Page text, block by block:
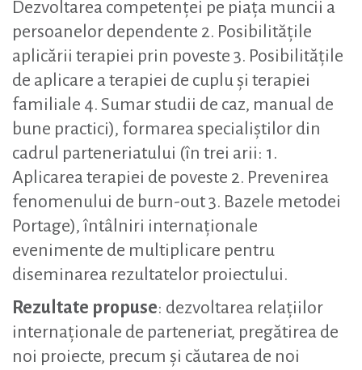
Dezvoltarea competenței pe piața muncii a
persoanelor dependente 2. Posibilitățile
aplicării terapiei prin poveste 3. Posibilitățile
de aplicare a terapiei de cuplu și terapiei
familiale 4. Sumar studii de caz, manual de
bune practici), formarea specialiștilor din
cadrul parteneriatului (în trei arii: 1.
Aplicarea terapiei de poveste 2. Prevenirea
fenomenului de burn-out 3. Bazele metodei
Portage), întâlniri internaționale
evenimente de multiplicare pentru
diseminarea rezultatelor proiectului.
Rezultate propuse: dezvoltarea relațiilor
internaționale de parteneriat, pregătirea de
noi proiecte, precum și căutarea de noi